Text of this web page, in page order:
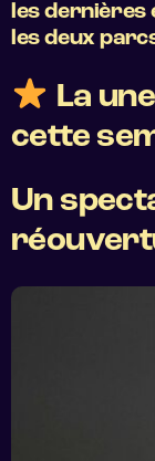
les dernières
les deux
La
cette
Un